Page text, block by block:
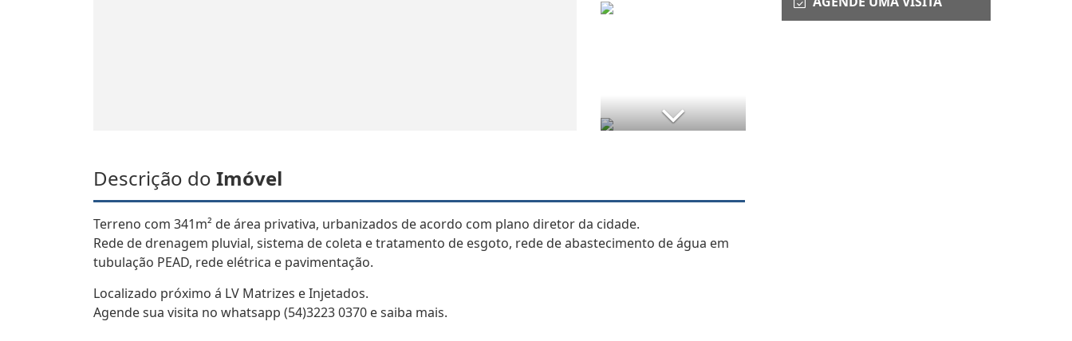
Descrição do Imóvel
Terreno com 341m² de área privativa, urbanizados de acordo com plano diretor da cidade.
Rede de drenagem pluvial, sistema de coleta e tratamento de esgoto, rede de abastecimento de água em
tubulação PEAD, rede elétrica e pavimentação.
Localizado próximo á LV Matrizes e Injetados.
Agende sua visita no whatsapp (54)3223 0370 e saiba mais.